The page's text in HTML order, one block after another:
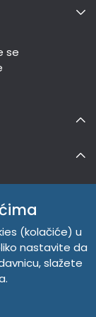
se
(kolačiće) u
nastavite da
slažete